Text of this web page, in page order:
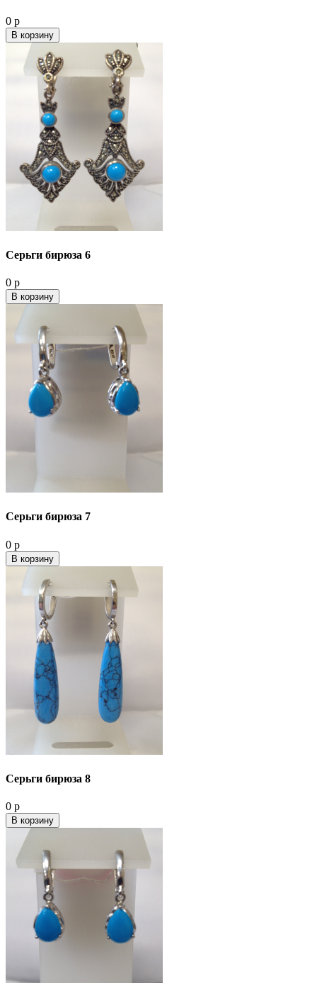
0 р
В корзину
Серьги бирюза 6
0 р
В корзину
Серьги бирюза 7
0 р
В корзину
Серьги бирюза 8
0 р
В корзину